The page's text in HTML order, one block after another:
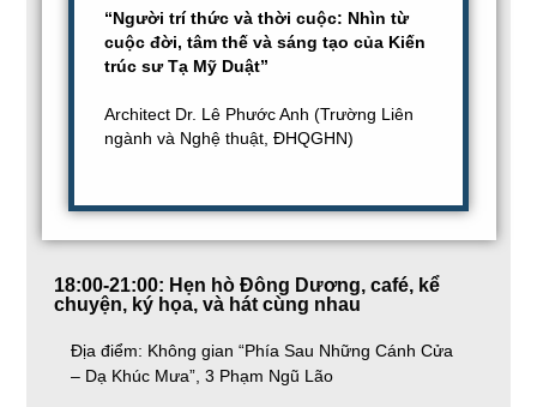
“Người trí thức và thời cuộc: Nhìn từ
cuộc đời, tâm thế và sáng tạo của Kiến
trúc sư Tạ Mỹ Duật”
Architect Dr. Lê Phước Anh (Trường Liên
ngành và Nghệ thuật, ĐHQGHN)
18:00-21:00: Hẹn hò Đông Dương, café, kể
chuyện, ký họa, và hát cùng nhau
Địa điểm: Không gian “Phía Sau Những Cánh Cửa
– Dạ Khúc Mưa”, 3 Phạm Ngũ Lão